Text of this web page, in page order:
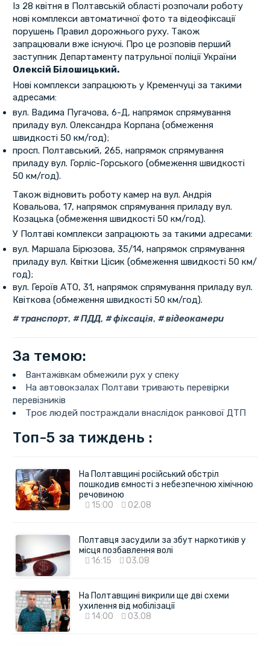
Із 28 квітня в Полтавській області розпочали роботу
нові комплекси автоматичної фото та відеофіксації
порушень Правил дорожнього руху. Також
запрацювали вже існуючі. Про це розповів перший
заступник Департаменту патрульної поліції України
Олексій Білошицький.
Нові комплекси запрацюють у Кременчуці за такими
адресами:
вул. Вадима Пугачова, 6-Д, напрямок спрямування
приладу вул. Олександра Корпана (обмеження
швидкості 50 км/год);
просп. Полтавський, 265, напрямок спрямування
приладу вул. Горліс-Горського (обмеження швидкості
50 км/год).
Також відновить роботу камер на вул. Андрія
Ковальова, 17, напрямок спрямування приладу вул.
Козацька (обмеження швидкості 50 км/год).
У Полтаві комплекси запрацюють за такими адресами:
вул. Маршала Бірюзова, 35/14, напрямок спрямування
приладу вул. Квітки Цісик (обмеження швидкості 50 км/
год);
вул. Героїв АТО, 31, напрямок спрямування приладу вул.
Квіткова (обмеження швидкості 50 км/год).
транспорт, ПДД, фіксація, відеокамери
За темою:
Вантажівкам обмежили рух у спеку
На автовокзалах Полтави тривають перевірки
перевізників
Троє людей постраждали внаслідок ранкової ДТП
Топ-5 за тиждень :
На Полтавщині російський обстріл
пошкодив ємності з небезпечною хімічною
речовиною
15:00
02.08
Полтавця засудили за збут наркотиків у
місця позбавлення волі
16:15
03.08
На Полтавщині викрили ще дві схеми
ухилення від мобілізації
14:00
03.08